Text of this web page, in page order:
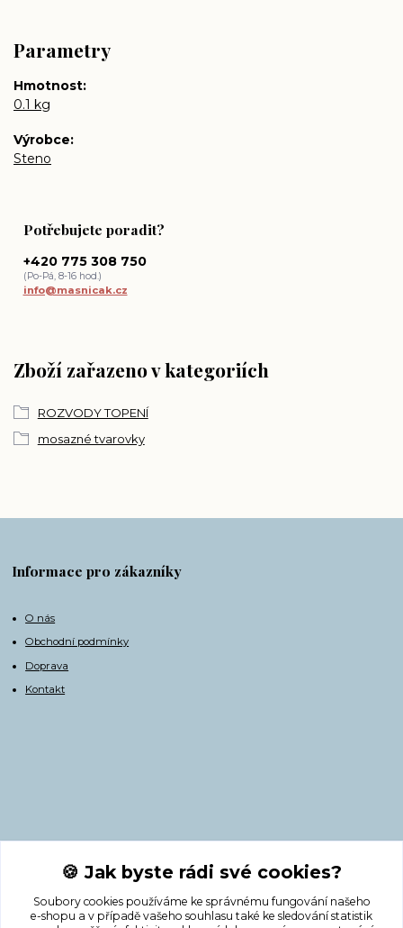
Parametry
Hmotnost
0.1 kg
Výrobce
Steno
Zboží zařazeno v kategoriích
ROZVODY TOPENÍ
mosazné tvarovky
Potřebujete poradit?
+420 775 308 750
(Po-Pá, 8-16 hod.)
info@masnicak.cz
Informace pro zákazníky
O nás
Obchodní podmínky
Doprava
Kontakt
Kontakty
+420 775 308 750
🍪 Jak byste rádi své cookies?
Soubory cookies používáme ke správnému fungování našeho
e-shopu a v případě vašeho souhlasu také ke sledování statistik